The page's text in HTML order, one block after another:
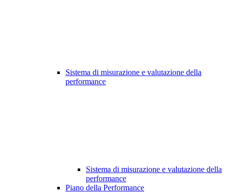
Sistema di misurazione e valutazione della
performance
Sistema di misurazione e valutazione della
performance
Piano della Performance